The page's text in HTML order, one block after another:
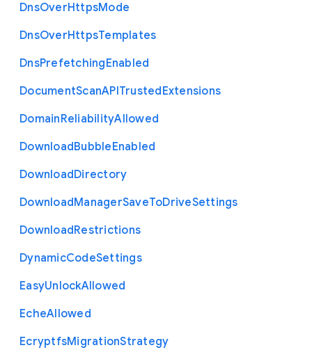
DnsOverHttpsMode
DnsOverHttpsTemplates
DnsPrefetchingEnabled
DocumentScanAPITrustedExtensions
DomainReliabilityAllowed
DownloadBubbleEnabled
DownloadDirectory
DownloadManagerSaveToDriveSettings
DownloadRestrictions
DynamicCodeSettings
EasyUnlockAllowed
EcheAllowed
EcryptfsMigrationStrategy